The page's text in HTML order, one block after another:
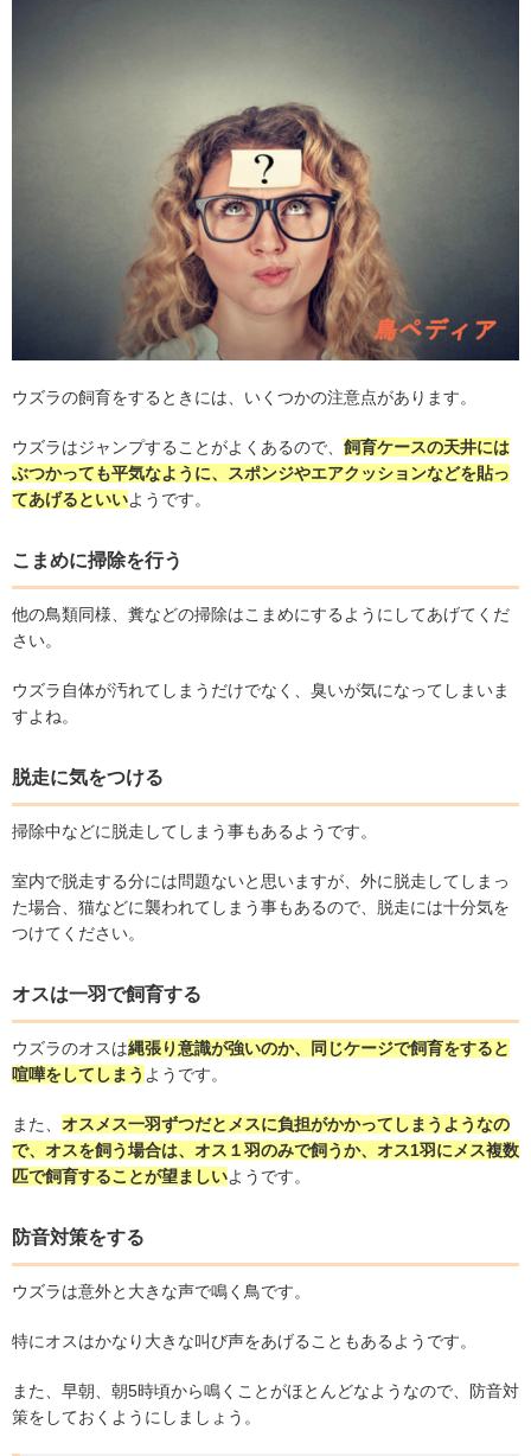
ウズラの飼育をするときには、いくつかの注意点があります。
ウズラはジャンプすることがよくあるので、 飼育ケースの天井には
ぶつかっても平気なように、スポンジやエアクッションなどを貼っ
てあげるといいようです。
こまめに掃除を行う
他の鳥類同様、糞などの掃除はこまめにするようにしてあげてくだ
さい。
ウズラ自体が汚れてしまうだけでなく、臭いが気になってしまいま
すよね。
脱走に気をつける
掃除中などに脱走してしまう事もあるようです。
室内で脱走する分には問題ないと思いますが、外に脱走してしまっ
た場合、猫などに襲われてしまう事もあるので、脱走には十分気を
つけてください。
オスは一羽で飼育する
ウズラのオスは縄張り意識が強いのか、同じケージで飼育をすると
喧嘩をしてしまう ようです。
また、 オスメス一羽ずつだとメスに負担がかかってしまうようなの
で、オスを飼う場合は、オス１羽のみで飼うか、オス1羽にメス複数
匹で飼育することが望ましいようです。
防音対策をする
ウズラは意外と大きな声で鳴く鳥です。
特にオスはかなり大きな叫び声をあげることもあるようです。
また、早朝、朝5時頃から鳴くことがほとんどなようなので、防音対
策をしておくようにしましょう。